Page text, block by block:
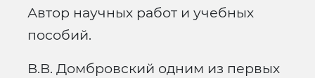
Автор научных работ и учебных
пособий.
В.В. Домбровский одним из первых